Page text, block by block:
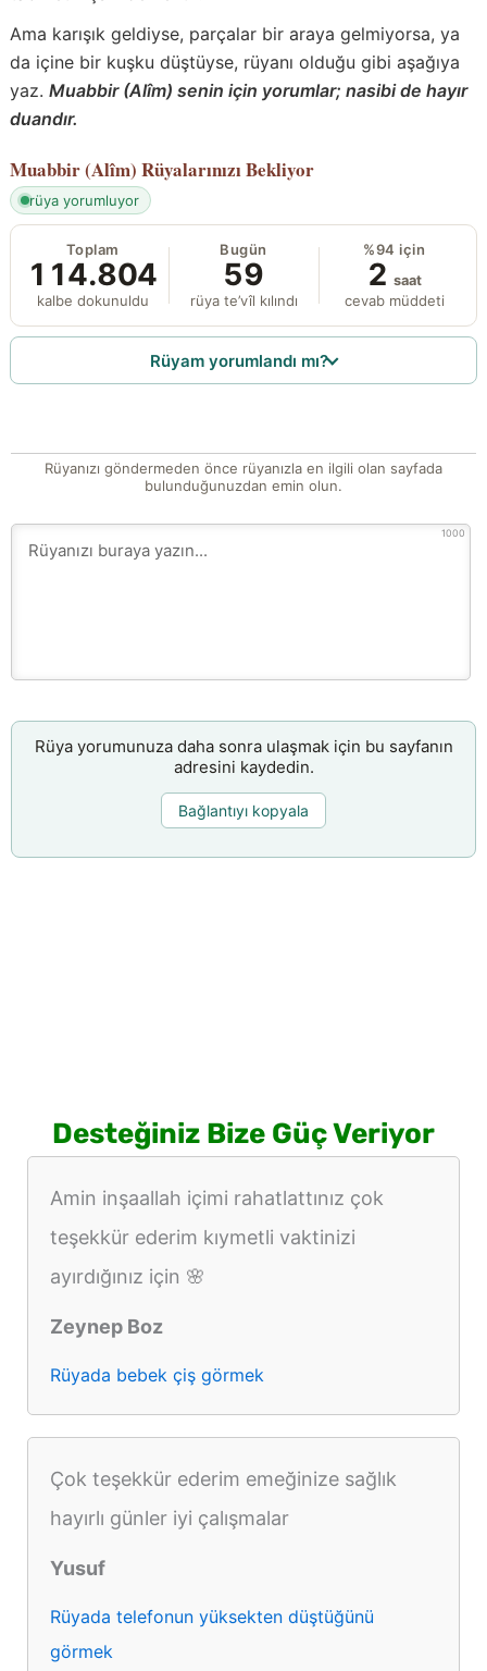
Ama karışık geldiyse, parçalar bir araya gelmiyorsa, ya
da içine bir kuşku düştüyse, rüyanı olduğu gibi aşağıya
yaz. Muabbir (Alîm) senin için yorumlar; nasibi de hayır
duandır.
Muabbir (Alîm) Rüyalarınızı Bekliyor
rüya yorumluyor
Toplam
114.804
kalbe dokunuldu
Bugün
59
rüya te’vîl kılındı
%94 için
2 saat
cevab müddeti
Rüyam yorumlandı mı?
Rüyanızı göndermeden önce rüyanızla en ilgili olan sayfada
bulunduğunuzdan emin olun.
1000
Rüya yorumunuza daha sonra ulaşmak için bu sayfanın
adresini kaydedin.
Bağlantıyı kopyala
Desteğiniz Bize Güç Veriyor
Amin inşaallah içimi rahatlattınız çok
teşekkür ederim kıymetli vaktinizi
ayırdığınız için 🌸
Zeynep Boz
Rüyada bebek çiş görmek
Çok teşekkür ederim emeğinize sağlık
hayırlı günler iyi çalışmalar
Yusuf
Rüyada telefonun yüksekten düştüğünü
görmek